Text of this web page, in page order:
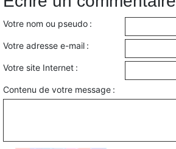
Votre nom ou pseudo :
Votre adresse e-mail :
Votre site Internet :
Contenu de votre message :